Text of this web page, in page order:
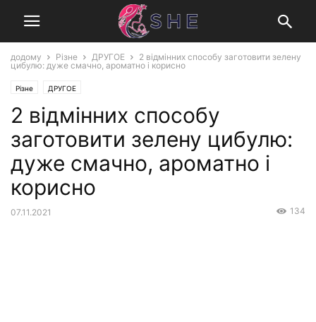
додому Різне ДРУГОЕ
2 відмінних способу заготовити зелену
цибулю: дуже смачно, ароматно і корисно
Різне ДРУГОЕ
2 відмінних способу
заготовити зелену цибулю:
дуже смачно, ароматно і
корисно
07.11.2021 134